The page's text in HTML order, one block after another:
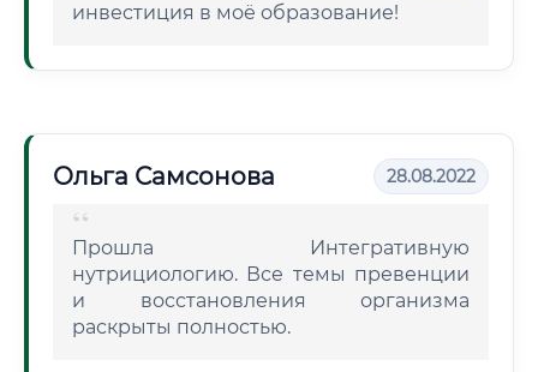
инвестиция в моё образование!
Ольга Самсонова 28.08.2022
Прошла Интегративную
нутрициологию. Все темы превенции
и восстановления организма
раскрыты полностью.